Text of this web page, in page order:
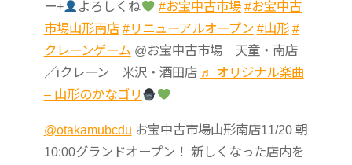
ー+
よろしくね #お宝中古市場 #お宝中古
市場山形南店 #リニューアルオープン #山形 #
クレーンゲーム @お宝中古市場 天童・南店
／iクレーン 米沢・酒田店 ♬ オリジナル楽曲
– 山形のかなゴリ
@otakamubcdu お宝中古市場山形南店11/20 朝
10:00グランドオープン！ 新しくなった店内を